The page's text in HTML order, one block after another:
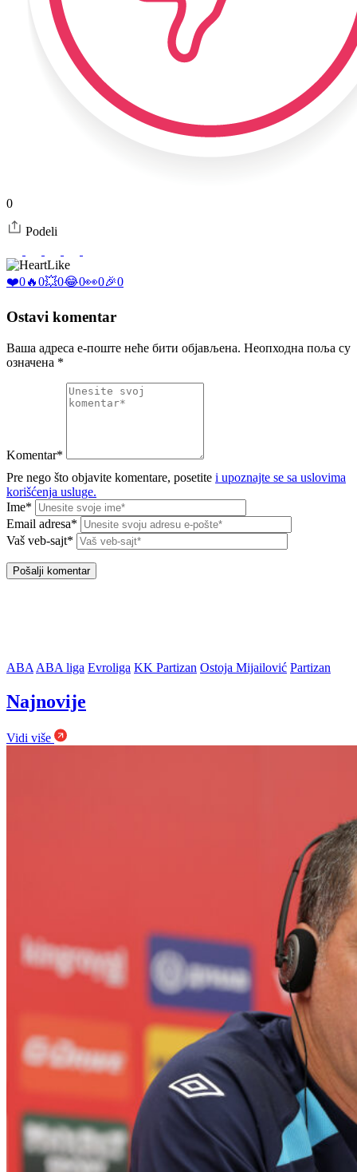
0
Podeli
Like
❤️0🔥0💥0😂0👀0🎉0
Ostavi komentar
Ваша адреса е-поште неће бити објављена. Неопходна поља су
означена *
Komentar*
Pre nego što objavite komentare, posetite i upoznajte se sa uslovima
korišćenja usluge.
Ime*
Email adresa*
Vaš veb-sajt*
ABAABA liga Evroliga KK Partizan Ostoja Mijailović Partizan
Najnovije
Vidi više